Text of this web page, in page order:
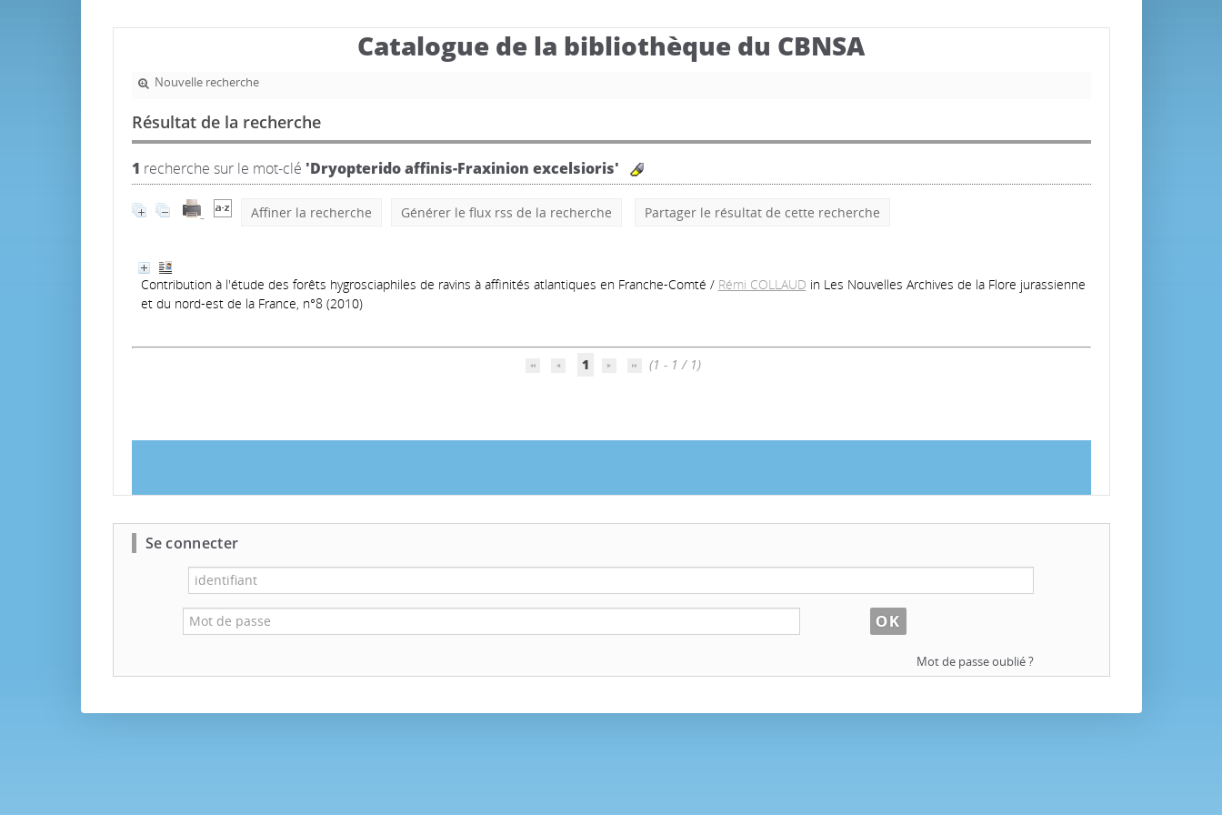
Catalogue de la bibliothèque du CBNSA
Nouvelle recherche
Résultat de la recherche
1 recherche sur le mot-clé 'Dryopterido affinis-Fraxinion excelsioris'
Affiner la recherche Générer le flux rss de la recherche Partager le résultat de cette recherche
Contribution à l'étude des forêts hygrosciaphiles de ravins à affinités atlantiques en Franche-Comté / Rémi COLLAUD in Les Nouvelles Archives de la Flore jurassienne
et du nord-est de la France, n°8 (2010)
1 (1 - 1 / 1)
Se connecter
Mot de passe oublié ?